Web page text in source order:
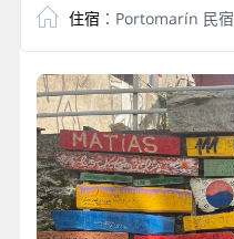
住宿 ：Portomarín 民宿